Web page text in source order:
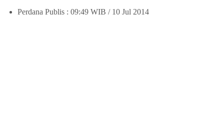
Perdana Publis : 09:49 WIB / 10 Jul 2014